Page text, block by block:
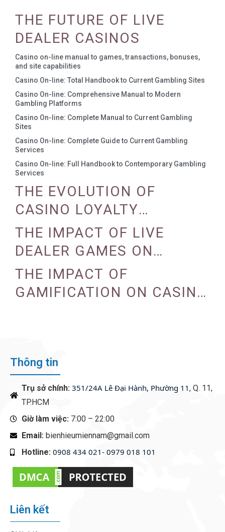
THE FUTURE OF LIVE
DEALER CASINOS
Casino on-line manual to games, transactions, bonuses,
and site capabilities
Casino On-line: Total Handbook to Current Gambling Sites
Casino On-line: Comprehensive Manual to Modern
Gambling Platforms
Casino On-line: Complete Manual to Current Gambling
Sites
Casino On-line: Complete Guide to Current Gambling
Services
Casino On-line: Full Handbook to Contemporary Gambling
Services
THE EVOLUTION OF
CASINO LOYALTY
PROGRAMS
THE IMPACT OF LIVE
DEALER GAMES ON
CASINO EXPERIENCE
THE IMPACT OF
GAMIFICATION ON CASINO
Thông tin
Trụ sở chính: 351/24A Lê Đại Hành, Phường 11, Q. 11,
TP.HCM
Giờ làm việc: 7:00 – 22:00
Email: bienhieumiennam@gmail.com
Hotline: 0908 434 021- 0979 018 101
Liên kết